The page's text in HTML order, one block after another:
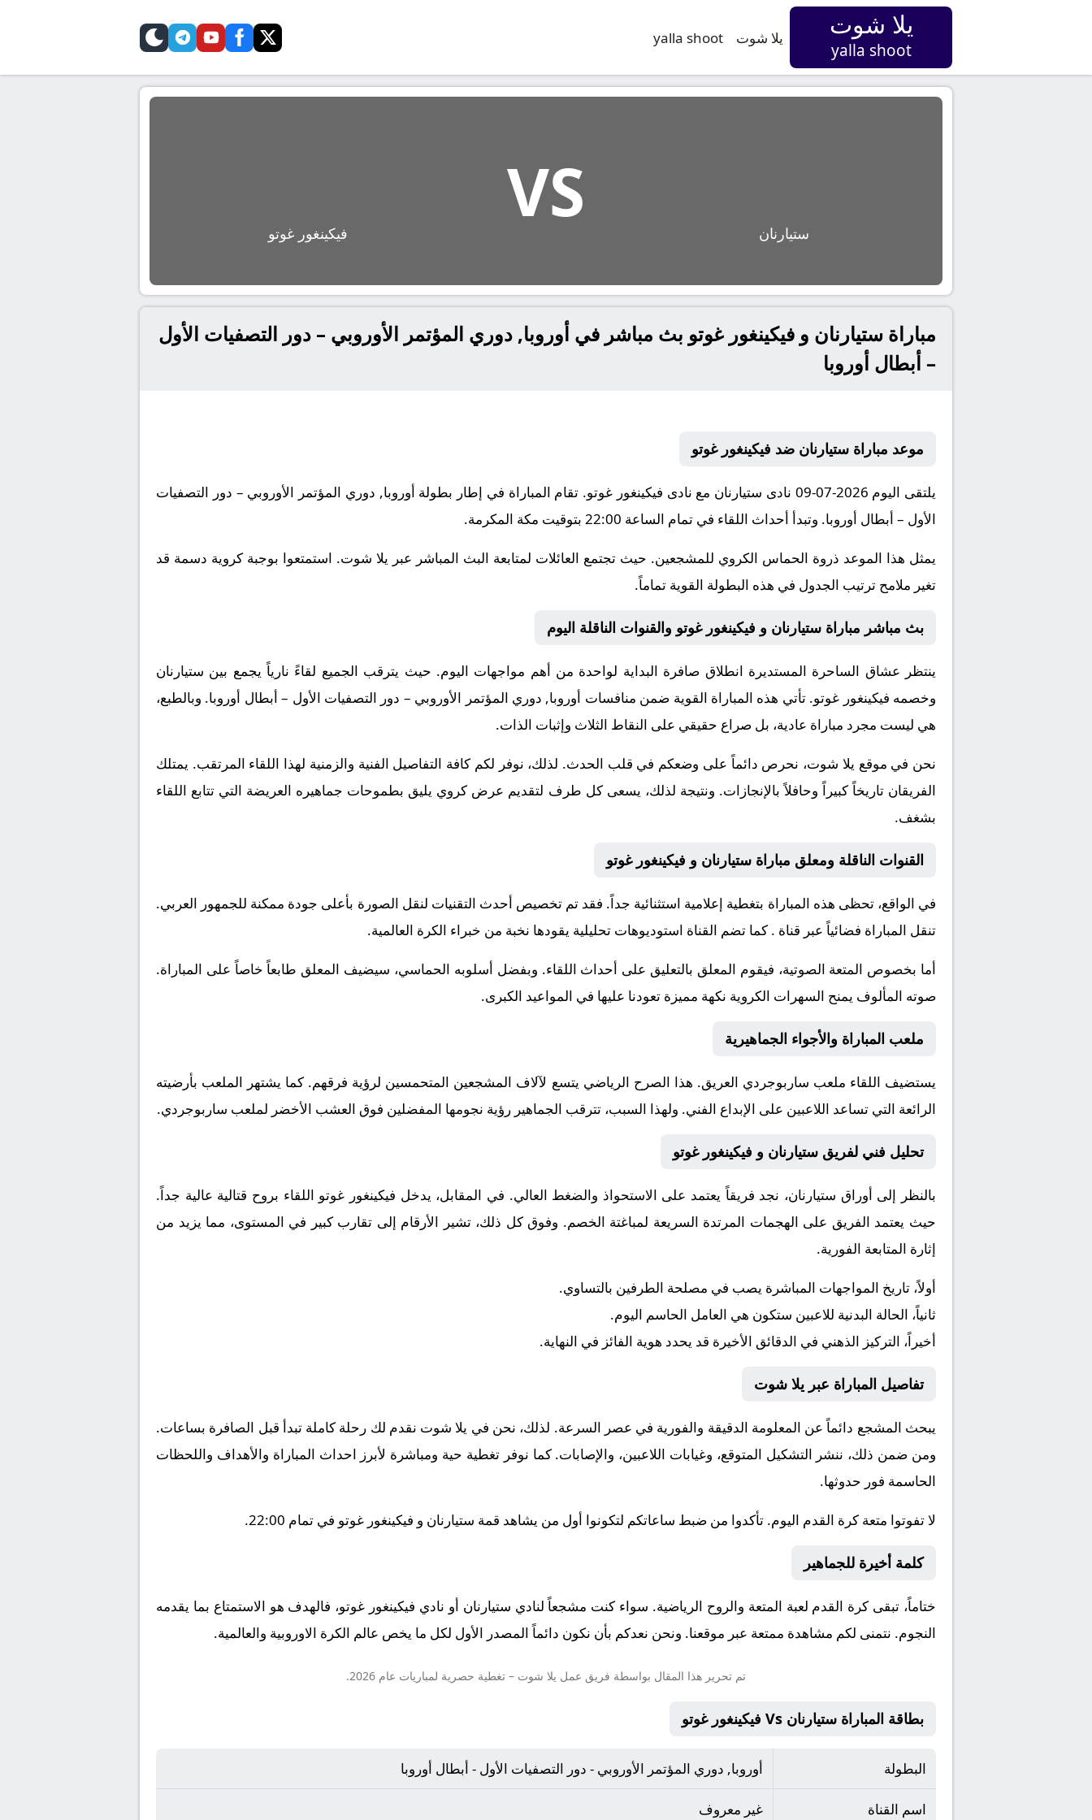
يلا شوت
yalla shoot
يلا شوت yalla shoot
twitter
facebook
youtube
telegram
skin
ستيارنان VS فيكينغور غوتو
مباراة ستيارنان و فيكينغور غوتو بث مباشر في أوروبا, دوري المؤتمر الأوروبي – دور التصفيات الأول
– أبطال أوروبا
موعد مباراة ستيارنان ضد فيكينغور غوتو
يلتقى اليوم 2026-07-09 نادى ستيارنان مع نادى فيكينغور غوتو. تقام المباراة في إطار بطولة أوروبا, دوري المؤتمر الأوروبي – دور التصفيات
الأول – أبطال أوروبا. وتبدأ أحداث اللقاء في تمام الساعة 22:00 بتوقيت مكة المكرمة.
يمثل هذا الموعد ذروة الحماس الكروي للمشجعين. حيث تجتمع العائلات لمتابعة البث المباشر عبر يلا شوت. استمتعوا بوجبة كروية دسمة قد
تغير ملامح ترتيب الجدول في هذه البطولة القوية تماماً.
بث مباشر مباراة ستيارنان و فيكينغور غوتو والقنوات الناقلة اليوم
ينتظر عشاق الساحرة المستديرة انطلاق صافرة البداية لواحدة من أهم مواجهات اليوم. حيث يترقب الجميع لقاءً نارياً يجمع بين ستيارنان
وخصمه فيكينغور غوتو. تأتي هذه المباراة القوية ضمن منافسات أوروبا, دوري المؤتمر الأوروبي – دور التصفيات الأول – أبطال أوروبا. وبالطبع،
هي ليست مجرد مباراة عادية، بل صراع حقيقي على النقاط الثلاث وإثبات الذات.
نحن في موقع يلا شوت، نحرص دائماً على وضعكم في قلب الحدث. لذلك، نوفر لكم كافة التفاصيل الفنية والزمنية لهذا اللقاء المرتقب. يمتلك
الفريقان تاريخاً كبيراً وحافلاً بالإنجازات. ونتيجة لذلك، يسعى كل طرف لتقديم عرض كروي يليق بطموحات جماهيره العريضة التي تتابع اللقاء
بشغف.
القنوات الناقلة ومعلق مباراة ستيارنان و فيكينغور غوتو
في الواقع، تحظى هذه المباراة بتغطية إعلامية استثنائية جداً. فقد تم تخصيص أحدث التقنيات لنقل الصورة بأعلى جودة ممكنة للجمهور العربي.
تنقل المباراة فضائياً عبر قناة . كما تضم القناة استوديوهات تحليلية يقودها نخبة من خبراء الكرة العالمية.
أما بخصوص المتعة الصوتية، فيقوم المعلق بالتعليق على أحداث اللقاء. وبفضل أسلوبه الحماسي، سيضيف المعلق طابعاً خاصاً على المباراة.
صوته المألوف يمنح السهرات الكروية نكهة مميزة تعودنا عليها في المواعيد الكبرى.
ملعب المباراة والأجواء الجماهيرية
يستضيف اللقاء ملعب ساربوجردي العريق. هذا الصرح الرياضي يتسع لآلاف المشجعين المتحمسين لرؤية فرقهم. كما يشتهر الملعب بأرضيته
الرائعة التي تساعد اللاعبين على الإبداع الفني. ولهذا السبب، تترقب الجماهير رؤية نجومها المفضلين فوق العشب الأخضر لملعب ساربوجردي.
تحليل فني لفريق ستيارنان و فيكينغور غوتو
بالنظر إلى أوراق ستيارنان، نجد فريقاً يعتمد على الاستحواذ والضغط العالي. في المقابل، يدخل فيكينغور غوتو اللقاء بروح قتالية عالية جداً.
حيث يعتمد الفريق على الهجمات المرتدة السريعة لمباغتة الخصم. وفوق كل ذلك، تشير الأرقام إلى تقارب كبير في المستوى، مما يزيد من
إثارة المتابعة الفورية.
أولاً، تاريخ المواجهات المباشرة يصب في مصلحة الطرفين بالتساوي.
ثانياً، الحالة البدنية للاعبين ستكون هي العامل الحاسم اليوم.
أخيراً، التركيز الذهني في الدقائق الأخيرة قد يحدد هوية الفائز في النهاية.
تفاصيل المباراة عبر يلا شوت
يبحث المشجع دائماً عن المعلومة الدقيقة والفورية في عصر السرعة. لذلك، نحن في يلا شوت نقدم لك رحلة كاملة تبدأ قبل الصافرة بساعات.
ومن ضمن ذلك، ننشر التشكيل المتوقع، وغيابات اللاعبين، والإصابات. كما نوفر تغطية حية ومباشرة لأبرز احداث المباراة والأهداف واللحظات
الحاسمة فور حدوثها.
لا تفوتوا متعة كرة القدم اليوم. تأكدوا من ضبط ساعاتكم لتكونوا أول من يشاهد قمة ستيارنان و فيكينغور غوتو في تمام 22:00.
كلمة أخيرة للجماهير
ختاماً، تبقى كرة القدم لعبة المتعة والروح الرياضية. سواء كنت مشجعاً لنادي ستيارنان أو نادي فيكينغور غوتو، فالهدف هو الاستمتاع بما يقدمه
النجوم. نتمنى لكم مشاهدة ممتعة عبر موقعنا. ونحن نعدكم بأن نكون دائماً المصدر الأول لكل ما يخص عالم الكرة الاوروبية والعالمية.
تم تحرير هذا المقال بواسطة فريق عمل يلا شوت – تغطية حصرية لمباريات عام 2026.
بطاقة المباراة ستيارنان Vs فيكينغور غوتو
البطولة أوروبا, دوري المؤتمر الأوروبي - دور التصفيات الأول - أبطال أوروبا
اسم القناة غير معروف